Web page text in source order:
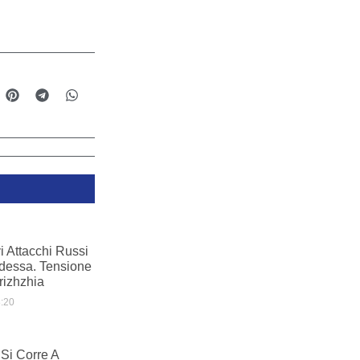
Attacchi Russi
Tensione
Corre A